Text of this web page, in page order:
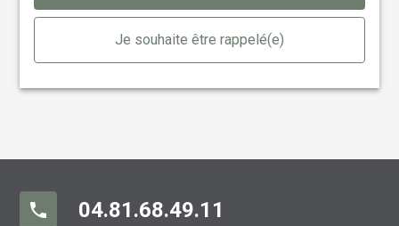
Je souhaite être rappelé(e)
phone 04.81.68.49.11